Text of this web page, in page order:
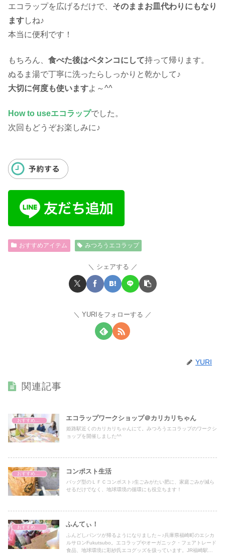
エコラップを広げるだけで、 そのままお皿代わりにもなり
ますしね♪
本当に便利です！
もちろん、 食べた後はペタンコにして持って帰ります。
ぬるま湯で丁寧に洗ったらしっかりと乾かして♪
大切に何度も使いますよ～^^
How to useエコラップでした。
次回もどうぞお楽しみに♪
おすすめアイテム みつろうエコラップ
シェアする
YURIをフォローする
YURI
関連記事
おすすめアイテム エコラップワークショップ＠カリカリちゃん
姫路駅近くのカリカリちゃんにて。みつろうエコラップのワークシ
ョップを開催しました^^
コンポスト生活
バッグ型のＬＦＣコンポスト♪生ごみがたい肥に、家庭ごみが減ら
せるだけでなく、地球環境の循環にも役立ちます！
ふんてぃ！
ふんどしパンツが帰るようになりました～♪兵庫県福崎町のエシカ
ルサロンFukutsubo。エコラップやオーガニック・フェアトレード
食品、地球環境に彩紗氏エコグッズを扱っています。JR福崎駅近